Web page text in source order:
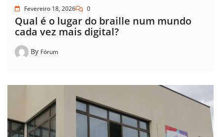
Fevereiro 18, 2026 0
Qual é o lugar do braille num mundo
cada vez mais digital?
By Fórum